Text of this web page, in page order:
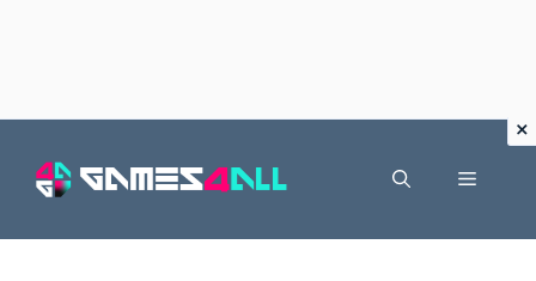
Menu